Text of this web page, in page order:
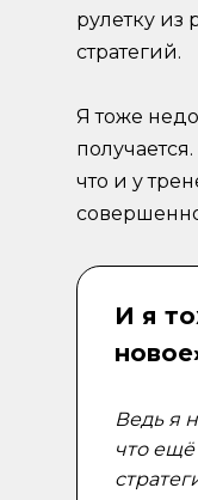
рулетку из
стратегий.
Я тоже
что и у
И я
Ведь я
что